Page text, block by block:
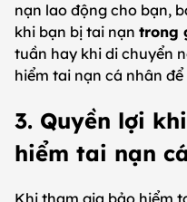
nạn lao động cho bạn,
khi bạn bị tai nạn trong
tuần hay khi di chuyển
hiểm tai nạn cá nhân
3. Quyền lợi
hiểm tai nạn